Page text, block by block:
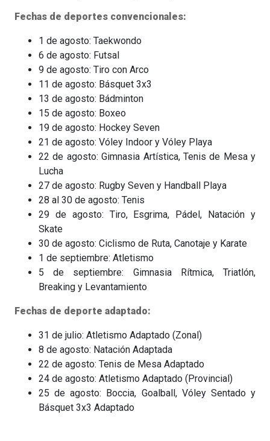
Fechas de deportes convencionales:
1 de agosto: Taekwondo
6 de agosto: Futsal
9 de agosto: Tiro con Arco
11 de agosto: Básquet 3x3
13 de agosto: Bádminton
15 de agosto: Boxeo
19 de agosto: Hockey Seven
21 de agosto: Vóley Indoor y Vóley Playa
22 de agosto: Gimnasia Artística, Tenis de Mesa y
Lucha
27 de agosto: Rugby Seven y Handball Playa
28 al 30 de agosto: Tenis
29 de agosto: Tiro, Esgrima, Pádel, Natación y
Skate
30 de agosto: Ciclismo de Ruta, Canotaje y Karate
1 de septiembre: Atletismo
5 de septiembre: Gimnasia Rítmica, Triatlón,
Breaking y Levantamiento
Fechas de deporte adaptado:
31 de julio: Atletismo Adaptado (Zonal)
8 de agosto: Natación Adaptada
22 de agosto: Tenis de Mesa Adaptado
24 de agosto: Atletismo Adaptado (Provincial)
25 de agosto: Boccia, Goalball, Vóley Sentado y
Básquet 3x3 Adaptado